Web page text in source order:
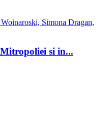
Simona Dragan,
si in...